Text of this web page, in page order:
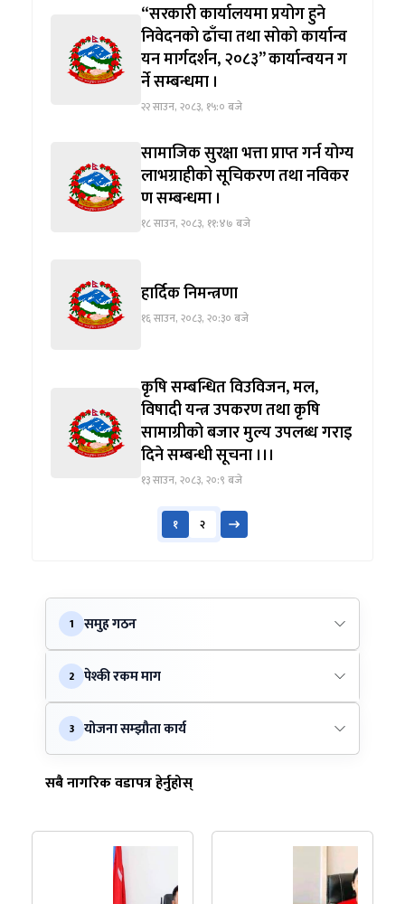
“सरकारी कार्यालयमा प्रयोग हुने
निवेदनको ढाँचा तथा सोको कार्यान्व
यन मार्गदर्शन, २०८३” कार्यान्वयन ग
र्ने सम्बन्धमा ।
२२ साउन, २०८३, १५:० बजे
सामाजिक सुरक्षा भत्ता प्राप्त गर्न योग्य
लाभग्राहीको सूचिकरण तथा नविकर
ण सम्बन्धमा ।
१८ साउन, २०८३, ११:४७ बजे
हार्दिक निमन्त्रणा
१६ साउन, २०८३, २०:३० बजे
कृषि सम्बन्धित विउविजन, मल,
विषादी यन्त्र उपकरण तथा कृषि
सामाग्रीको बजार मुल्य उपलब्ध गराइ
दिने सम्बन्धी सूचना ।।।
१३ साउन, २०८३, २०:९ बजे
१ २
1 समुह गठन
2 पेश्की रकम माग
3 योजना सम्झौता कार्य
सबै नागरिक वडापत्र हेर्नुहोस्